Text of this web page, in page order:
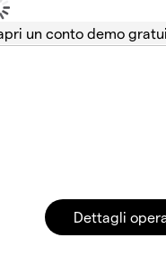
Dettagli